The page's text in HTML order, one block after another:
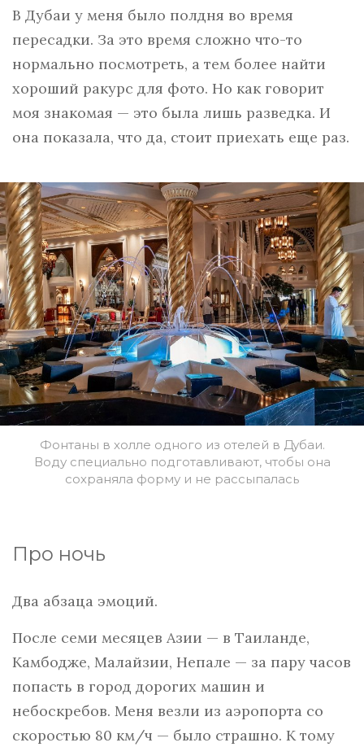
В Дубаи у меня было полдня во время
пересадки. За это время сложно что-то
нормально посмотреть, а тем более найти
хороший ракурс для фото. Но как говорит
моя знакомая — это была лишь разведка. И
она показала, что да, стоит приехать еще раз.
Фонтаны в холле одного из отелей в Дубаи.
Воду специально подготавливают, чтобы она
сохраняла форму и не рассыпалась
Про ночь
Два абзаца эмоций.
После семи месяцев Азии — в Таиланде,
Камбодже, Малайзии, Непале — за пару часов
попасть в город дорогих машин и
небоскребов. Меня везли из аэропорта со
скоростью 80 км/ч — было страшно. К тому